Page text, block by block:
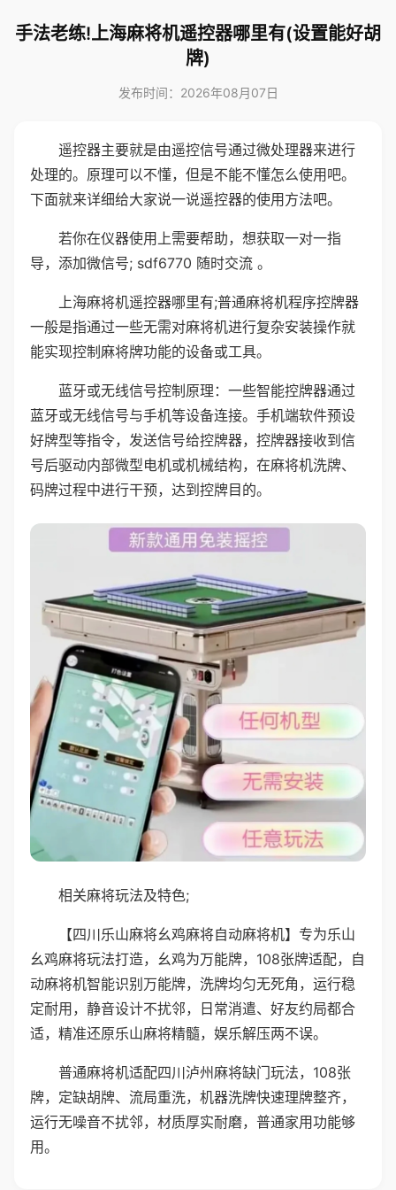
手法老练!上海麻将机遥控器哪里有(设置能好胡
牌)
发布时间：2026年08月07日
遥控器主要就是由遥控信号通过微处理器来进行
处理的。原理可以不懂，但是不能不懂怎么使用吧。
下面就来详细给大家说一说遥控器的使用方法吧。
若你在仪器使用上需要帮助，想获取一对一指
导，添加微信号; sdf6770 随时交流 。
上海麻将机遥控器哪里有;普通麻将机程序控牌器
一般是指通过一些无需对麻将机进行复杂安装操作就
能实现控制麻将牌功能的设备或工具。
蓝牙或无线信号控制原理：一些智能控牌器通过
蓝牙或无线信号与手机等设备连接。手机端软件预设
好牌型等指令，发送信号给控牌器，控牌器接收到信
号后驱动内部微型电机或机械结构，在麻将机洗牌、
码牌过程中进行干预，达到控牌目的。
相关麻将玩法及特色;
【四川乐山麻将幺鸡麻将自动麻将机】专为乐山
幺鸡麻将玩法打造，幺鸡为万能牌，108张牌适配，自
动麻将机智能识别万能牌，洗牌均匀无死角，运行稳
定耐用，静音设计不扰邻，日常消遣、好友约局都合
适，精准还原乐山麻将精髓，娱乐解压两不误。
普通麻将机适配四川泸州麻将缺门玩法，108张
牌，定缺胡牌、流局重洗，机器洗牌快速理牌整齐，
运行无噪音不扰邻，材质厚实耐磨，普通家用功能够
用。